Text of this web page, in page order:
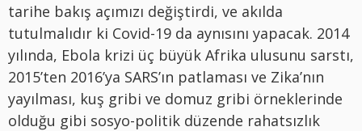
tarihe bakış açımızı değiştirdi, ve akılda
tutulmalıdır ki Covid-19 da aynısını yapacak. 2014
yılında, Ebola krizi üç büyük Afrika ulusunu sarstı,
2015’ten 2016’ya SARS’ın patlaması ve Zika’nın
yayılması, kuş gribi ve domuz gribi örneklerinde
olduğu gibi sosyo-politik düzende rahatsızlık